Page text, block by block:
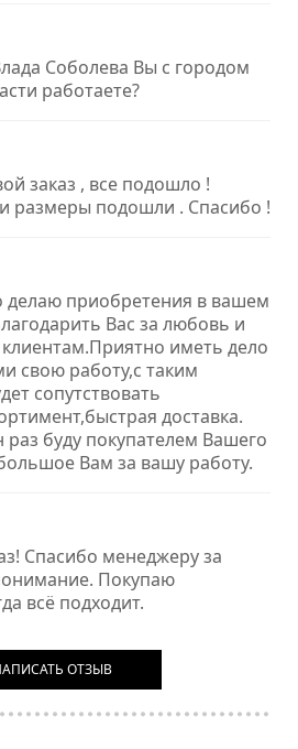
Соболева Вы с городом
работаете?
заказ , все подошло !
размеры подошли . Спасибо !
делаю приобретения в вашем
Вас за любовь и
иметь дело
свою работу,с таким
сопутствовать
доставка.
буду покупателем Вашего
Вам за вашу работу.
Спасибо менеджеру за
Покупаю
всё подходит.
ОТЗЫВ